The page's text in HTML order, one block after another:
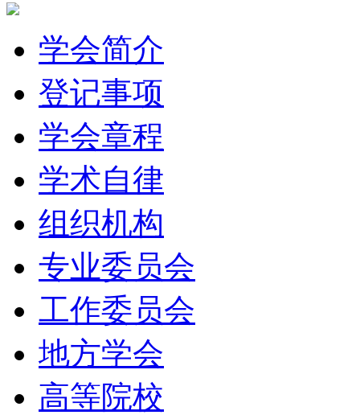
学会简介
登记事项
学会章程
学术自律
组织机构
专业委员会
工作委员会
地方学会
高等院校